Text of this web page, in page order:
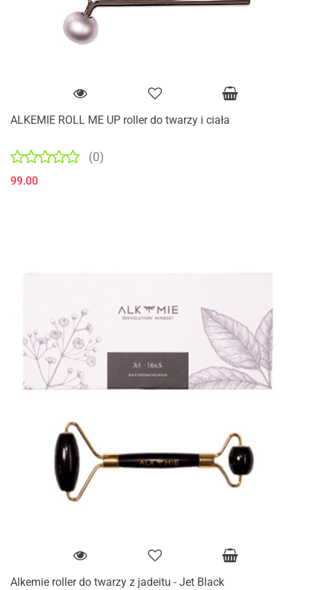
ALKEMIE ROLL ME UP roller do twarzy i ciała
(0)
99.00
Alkemie roller do twarzy z jadeitu - Jet Black